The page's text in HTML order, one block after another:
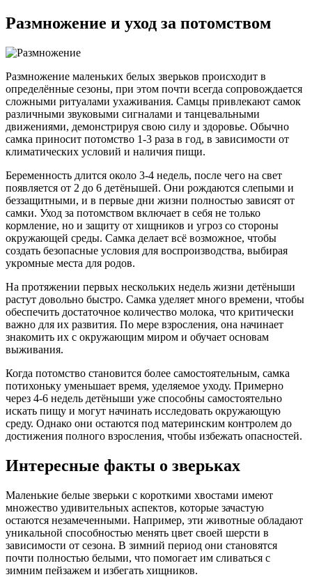
Размножение и уход за потомством
Размножение маленьких белых зверьков происходит в
определённые сезоны, при этом почти всегда сопровождается
сложными ритуалами ухаживания. Самцы привлекают самок
различными звуковыми сигналами и танцевальными
движениями, демонстрируя свою силу и здоровье. Обычно
самка приносит потомство 1-3 раза в год, в зависимости от
климатических условий и наличия пищи.
Беременность длится около 3-4 недель, после чего на свет
появляется от 2 до 6 детёнышей. Они рождаются слепыми и
беззащитными, и в первые дни жизни полностью зависят от
самки. Уход за потомством включает в себя не только
кормление, но и защиту от хищников и угроз со стороны
окружающей среды. Самка делает всё возможное, чтобы
создать безопасные условия для воспроизводства, выбирая
укромные места для родов.
На протяжении первых нескольких недель жизни детёныши
растут довольно быстро. Самка уделяет много времени, чтобы
обеспечить достаточное количество молока, что критически
важно для их развития. По мере взросления, она начинает
знакомить их с окружающим миром и обучает основам
выживания.
Когда потомство становится более самостоятельным, самка
потихоньку уменьшает время, уделяемое уходу. Примерно
через 4-6 недель детёныши уже способны самостоятельно
искать пищу и могут начинать исследовать окружающую
среду. Однако они остаются под материнским контролем до
достижения полного взросления, чтобы избежать опасностей.
Интересные факты о зверьках
Маленькие белые зверьки с короткими хвостами имеют
множество удивительных аспектов, которые зачастую
остаются незамеченными. Например, эти животные обладают
уникальной способностью менять цвет своей шерсти в
зависимости от сезона. В зимний период они становятся
почти полностью белыми, что помогает им сливаться с
зимним пейзажем и избегать хищников.